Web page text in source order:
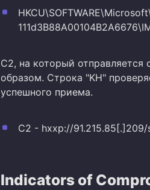
C2, на который
образом. Строка "KH"
успешного приема.
C2 - hxxp://91.215.85[.]209/
Indicators of